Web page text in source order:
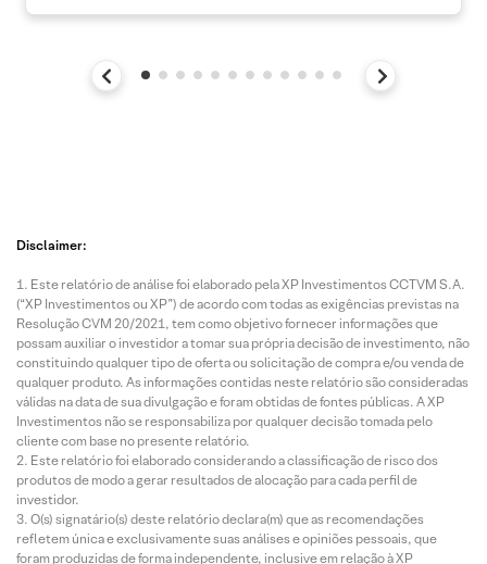
Disclaimer:
Este relatório de análise foi elaborado pela XP Investimentos CCTVM S.A.
(“XP Investimentos ou XP”) de acordo com todas as exigências previstas na
Resolução CVM 20/2021, tem como objetivo fornecer informações que
possam auxiliar o investidor a tomar sua própria decisão de investimento, não
constituindo qualquer tipo de oferta ou solicitação de compra e/ou venda de
qualquer produto. As informações contidas neste relatório são consideradas
válidas na data de sua divulgação e foram obtidas de fontes públicas. A XP
Investimentos não se responsabiliza por qualquer decisão tomada pelo
cliente com base no presente relatório.
Este relatório foi elaborado considerando a classificação de risco dos
produtos de modo a gerar resultados de alocação para cada perfil de
investidor.
O(s) signatário(s) deste relatório declara(m) que as recomendações
refletem única e exclusivamente suas análises e opiniões pessoais, que
foram produzidas de forma independente, inclusive em relação à XP